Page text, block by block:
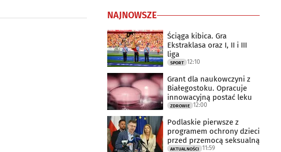
NAJNOWSZE
Ściąga kibica. Gra
Ekstraklasa oraz I, II i III
liga
SPORT 12:10
Grant dla naukowczyni z
Białegostoku. Opracuje
innowacyjną postać leku
ZDROWIE 12:00
Podlaskie pierwsze z
programem ochrony dzieci
przed przemocą seksualną
AKTUALNOŚCI 11:59